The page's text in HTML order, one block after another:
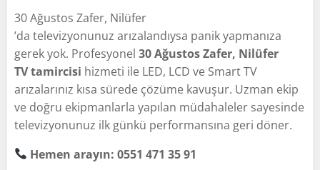
30 Ağustos Zafer, Nilüfer
’da televizyonunuz arızalandıysa panik yapmanıza
gerek yok. Profesyonel 30 Ağustos Zafer, Nilüfer
TV tamircisi hizmeti ile LED, LCD ve Smart TV
arızalarınız kısa sürede çözüme kavuşur. Uzman ekip
ve doğru ekipmanlarla yapılan müdahaleler sayesinde
televizyonunuz ilk günkü performansına geri döner.
Hemen arayın: 0551 471 35 91